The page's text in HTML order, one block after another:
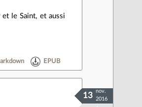
le Saint, et aussi
EPUB
13
nov.
2016